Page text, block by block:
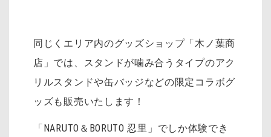
同じくエリア内のグッズショップ「木ノ葉商
店」では、スタンドが噛み合うタイプのアク
リルスタンドや缶バッジなどの限定コラボグ
ッズも販売いたします！
「NARUTO＆BORUTO 忍里」でしか体験でき